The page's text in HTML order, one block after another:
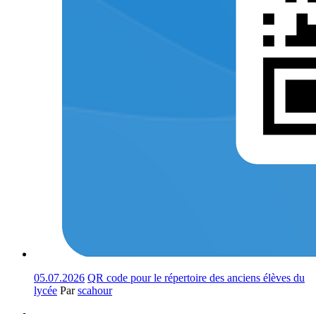
05.07.2026 QR code pour le répertoire des anciens élèves du
lycée Parscahour